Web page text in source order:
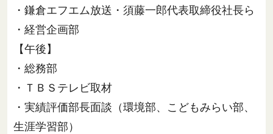
・鎌倉エフエム放送・須藤一郎代表取締役社長ら
・経営企画部
【午後】
・総務部
・ＴＢＳテレビ取材
・実績評価部長面談（環境部、こどもみらい部、
生涯学習部）